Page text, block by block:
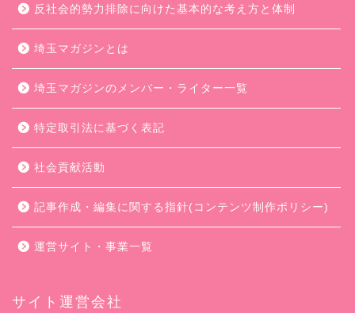
反社会的勢力排除に向けた基本的な考え方と体制
埼玉マガジンとは
埼玉マガジンのメンバー・ライター一覧
特定取引法に基づく表記
社会貢献活動
記事作成・編集に関する指針(コンテンツ制作ポリシー)
運営サイト・事業一覧
サイト運営会社